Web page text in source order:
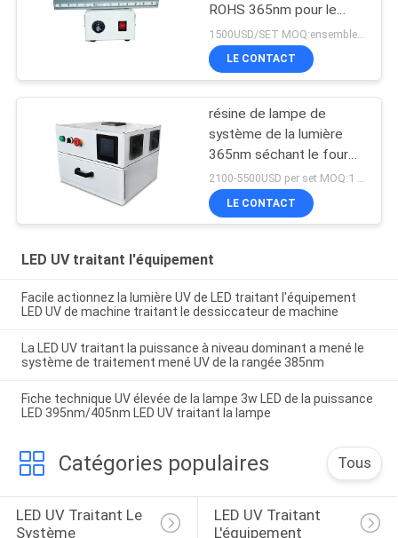
ROHS 365nm pour le
revêtement de résine
LE CONTACT
résine de lampe de
système de la lumière
365nm séchant le four
de traitement mené UV
de la boîte 405nm
2100-5500USD per set MOQ:1 ensemble
LE CONTACT
LED UV traitant l'équipement
Facile actionnez la lumière UV de LED traitant l'équipement
LED UV de machine traitant le dessiccateur de machine
La LED UV traitant la puissance à niveau dominant a mené le
système de traitement mené UV de la rangée 385nm
Fiche technique UV élevée de la lampe 3w LED de la puissance
LED 395nm/405nm LED UV traitant la lampe
Catégories populaires Tous
LED UV Traitant Le
Système
LED UV Traitant
L'équipement